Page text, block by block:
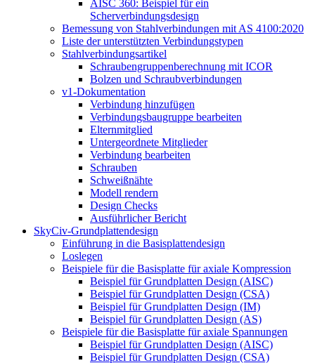
AISC 360: Beispiel für ein
Scherverbindungsdesign
Bemessung von Stahlverbindungen mit AS 4100:2020
Liste der unterstützten Verbindungstypen
Stahlverbindungsartikel
Schraubengruppenberechnung mit ICOR
Bolzen und Schraubverbindungen
v1-Dokumentation
Verbindung hinzufügen
Verbindungsbaugruppe bearbeiten
Elternmitglied
Untergeordnete Mitglieder
Verbindung bearbeiten
Schrauben
Schweißnähte
Modell rendern
Design Checks
Ausführlicher Bericht
SkyCiv-Grundplattendesign
Einführung in die Basisplattendesign
Loslegen
Beispiele für die Basisplatte für axiale Kompression
Beispiel für Grundplatten Design (AISC)
Beispiel für Grundplatten Design (CSA)
Beispiel für Grundplatten Design (IM)
Beispiel für Grundplatten Design (AS)
Beispiele für die Basisplatte für axiale Spannungen
Beispiel für Grundplatten Design (AISC)
Beispiel für Grundplatten Design (CSA)